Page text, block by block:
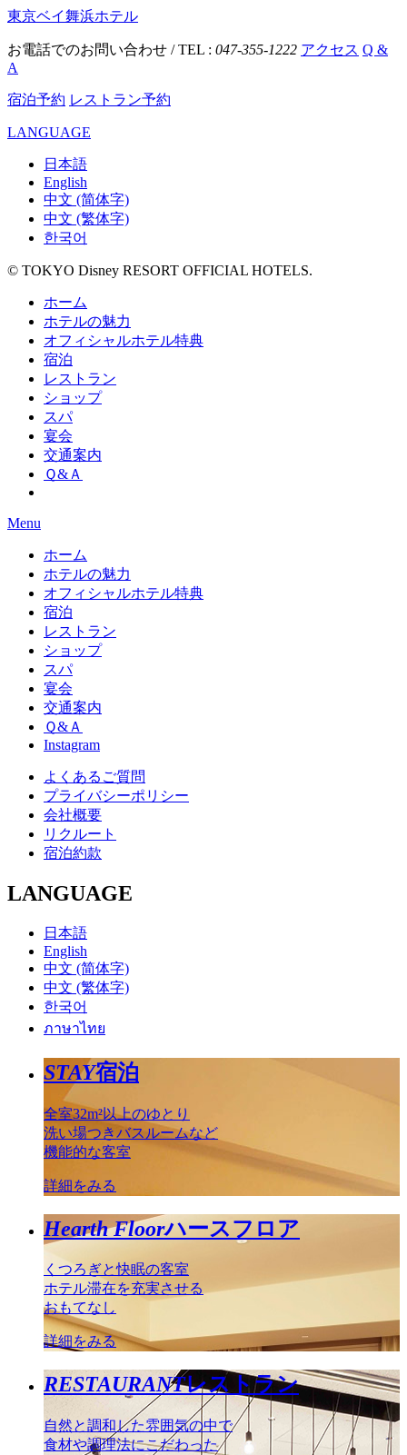
東京ベイ舞浜ホテル
お電話でのお問い合わせ / TEL : 047-355-1222 アクセス Q &
A
宿泊予約 レストラン予約
LANGUAGE
日本語
English
中文 (简体字)
中文 (繁体字)
한국어
© TOKYO Disney RESORT OFFICIAL HOTELS.
ホーム
ホテルの魅力
オフィシャルホテル特典
宿泊
レストラン
ショップ
スパ
宴会
交通案内
Ｑ&Ａ
Menu
ホーム
ホテルの魅力
オフィシャルホテル特典
宿泊
レストラン
ショップ
スパ
宴会
交通案内
Ｑ&Ａ
Instagram
よくあるご質問
プライバシーポリシー
会社概要
リクルート
宿泊約款
LANGUAGE
日本語
English
中文 (简体字)
中文 (繁体字)
한국어
ภาษาไทย
STAY宿泊
全室32m²以上のゆとり
洗い場つきバスルームなど
機能的な客室
詳細をみる
Hearth Floorハースフロア
くつろぎと快眠の客室
ホテル滞在を充実させる
おもてなし
詳細をみる
RESTAURANTレストラン
自然と調和した雰囲気の中で
食材や調理法にこだわった